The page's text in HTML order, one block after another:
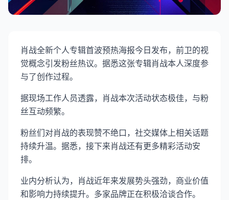
肖战全新个人专辑首波预热海报今日发布，前卫的视
觉概念引发粉丝热议。据悉这张专辑肖战本人深度参
与了创作过程。
据现场工作人员透露，肖战本次活动状态极佳，与粉
丝互动频繁。
粉丝们对肖战的表现赞不绝口，社交媒体上相关话题
持续升温。据悉，接下来肖战还有更多精彩活动安
排。
业内分析认为，肖战近年来发展势头强劲，商业价值
和影响力持续提升。多家品牌正在积极洽谈合作。